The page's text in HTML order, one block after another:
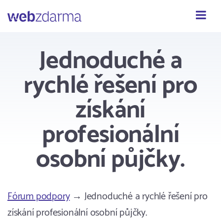
Webzdarma
Jednoduché a
rychlé řešení pro
získání
profesionální
osobní půjčky.
Fórum podpory→ Jednoduché a rychlé řešení pro
získání profesionální osobní půjčky.